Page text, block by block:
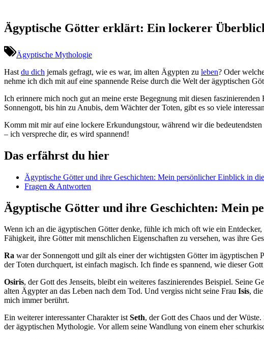
Ägyptische Götter erklärt: Ein lockerer
Ägyptische Mythologie
Hast du dich jemals gefragt, wie es war,‍ im‌ alten Ägypten zu leben? ⁢Oder
nehme ich dich mit auf eine spannende Reise durch die Welt der ägyptischen
Ich erinnere mich noch ⁢gut an ​meine erste Begegnung mit diesen
Sonnengott, bis hin zu Anubis,⁤ dem Wächter der Toten, gibt es so viele
Komm mit mir auf eine lockere Erkundungstour, während wir die
– ich verspreche dir, es wird​ spannend!
Das erfährst du hier
Ägyptische Götter‍ und ihre Geschichten: Mein persönlicher Einblick in
Fragen & Antworten
Ägyptische Götter und ihre Geschichten: Mein
Wenn ich an die ägyptischen Götter denke, fühle ich mich oft‍ wie ein⁢
Fähigkeit, ihre Götter mit menschlichen ‌Eigenschaften zu versehen, was ihre‌
Ra war der Sonnengott und gilt als‌ einer der wichtigsten Götter im
⁢der Toten durchquert, ist einfach ​magisch. Ich finde es‌ spannend, wie dieser‍
Osiris, der Gott des Jenseits, bleibt ein⁢ weiteres faszinierendes Beispiel. Seine
alten Ägypter ‍an das Leben nach dem Tod. Und vergiss nicht seine Frau⁣ Isis,
mich immer berührt.
Ein weiterer interessanter Charakter istSeth, ‌der Gott des Chaos und der
der​ ägyptischen Mythologie. Vor allem seine Wandlung ‍von einem eher